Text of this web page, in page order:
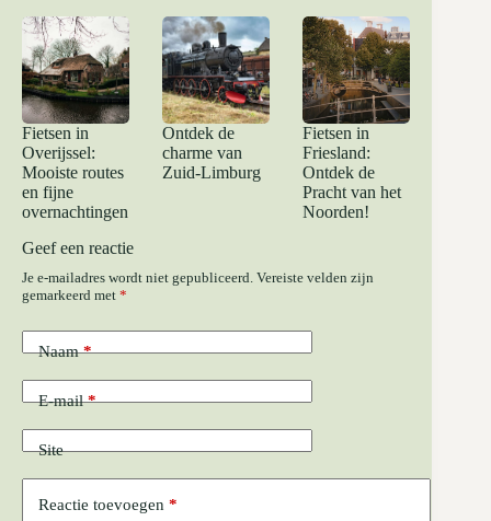
Fietsen in
Overijssel:
Mooiste routes
en fijne
overnachtingen
Ontdek de
charme van
Zuid-Limburg
Fietsen in
Friesland:
Ontdek de
Pracht van het
Noorden!
Geef een reactie
Je e-mailadres wordt niet gepubliceerd. Vereiste velden zijn
gemarkeerd met *
Naam*
E-mail*
Site
Reactie toevoegen *